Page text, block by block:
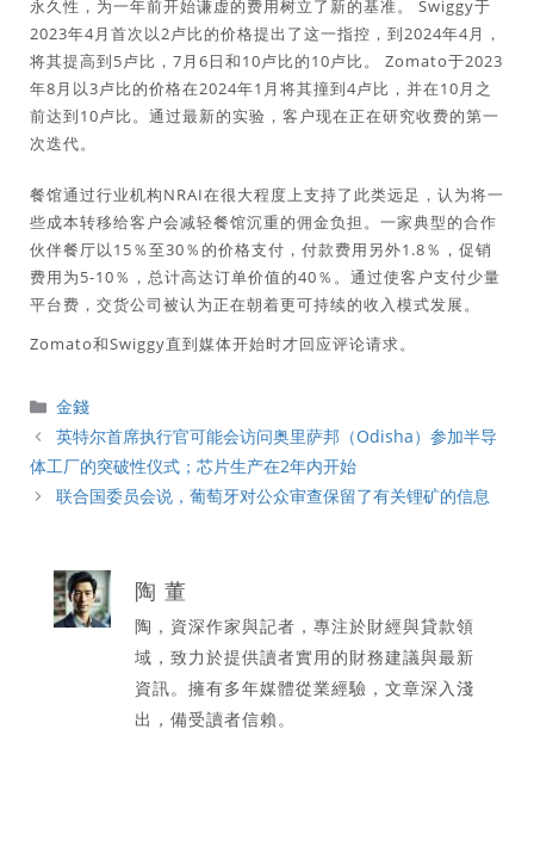
永久性，为一年前开始谦虚的费用树立了新的基准。 Swiggy于
2023年4月首次以2卢比的价格提出了这一指控，到2024年4月，
将其提高到5卢比，7月6日和10卢比的10卢比。 Zomato于2023
年8月以3卢比的价格在2024年1月将其撞到4卢比，并在10月之
前达到10卢比。通过最新的实验，客户现在正在研究收费的第一
次迭代。
餐馆通过行业机构NRAI在很大程度上支持了此类远足，认为将一
些成本转移给客户会减轻餐馆沉重的佣金负担。一家典型的合作
伙伴餐厅以15％至30％的价格支付，付款费用另外1.8％，促销
费用为5-10％，总计高达订单价值的40％。通过使客户支付少量
平台费，交货公司被认为正在朝着更可持续的收入模式发展。
Zomato和Swiggy直到媒体开始时才回应评论请求。
分
類
金錢
英特尔首席执行官可能会访问奥里萨邦（Odisha）参加半导
体工厂的突破性仪式；芯片生产在2年内开始
联合国委员会说，葡萄牙对公众审查保留了有关锂矿的信息
陶 董
陶，資深作家與記者，專注於財經與貸款領
域，致力於提供讀者實用的財務建議與最新
資訊。擁有多年媒體從業經驗，文章深入淺
出，備受讀者信賴。